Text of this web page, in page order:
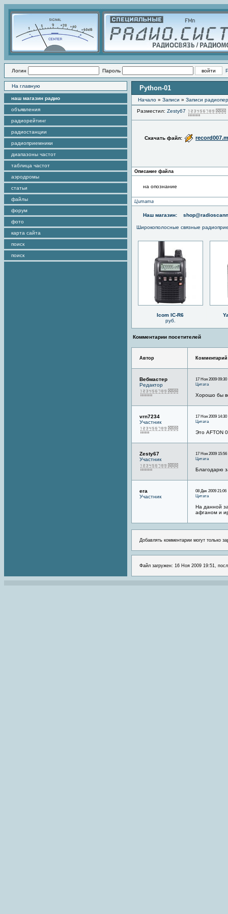
Логин Пароль
На главную
наш магазин радио
объявления
радиорейтинг
радиостанции
радиоприемники
диапазоны частот
таблица частот
аэродромы
статьи
файлы
форум
фото
карта сайта
поиск
поиск
Python-01
Начало » Записи » Записи
Разместил: Zesty67
Скачать файл:
Описание файла
на опознание
Цитата
Наш магазин:
Широкополосные связные
Icom IC-R6
руб.
Комментарии посетителей
Автор Комментарий
Вебмастер
Редактор
17 Ноя 2009 09:30
Цитата
Хорошо бы
vrn7234
Участник
17 Ноя 2009 14:30
Цитата
Это AFTON
Zesty67
Участник
17 Ноя 2009 15:56
Цитата
Благодарю
era
Участник
08 Дек 2009 21:06
Цитата
На данной
афганом и
Добавлять комментарии могут только
Файл загружен: 16 Ноя 2009 19:51,